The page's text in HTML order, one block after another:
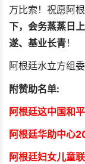
万比索！祝愿阿
下，会务蒸蒸日
遂、基业长青！
阿根廷水立方组
附赞助名单:
阿根廷这中国和
阿根廷华助中心2
阿根廷妇女儿童